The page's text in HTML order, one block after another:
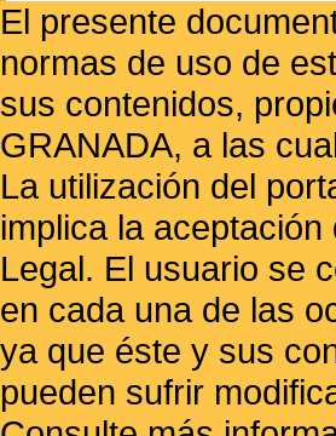
El presente
normas de uso de
sus contenidos,
GRANADA, a las
La utilización del
implica la
Legal. El usuario se
en cada una de las
ya que éste y sus
pueden sufrir